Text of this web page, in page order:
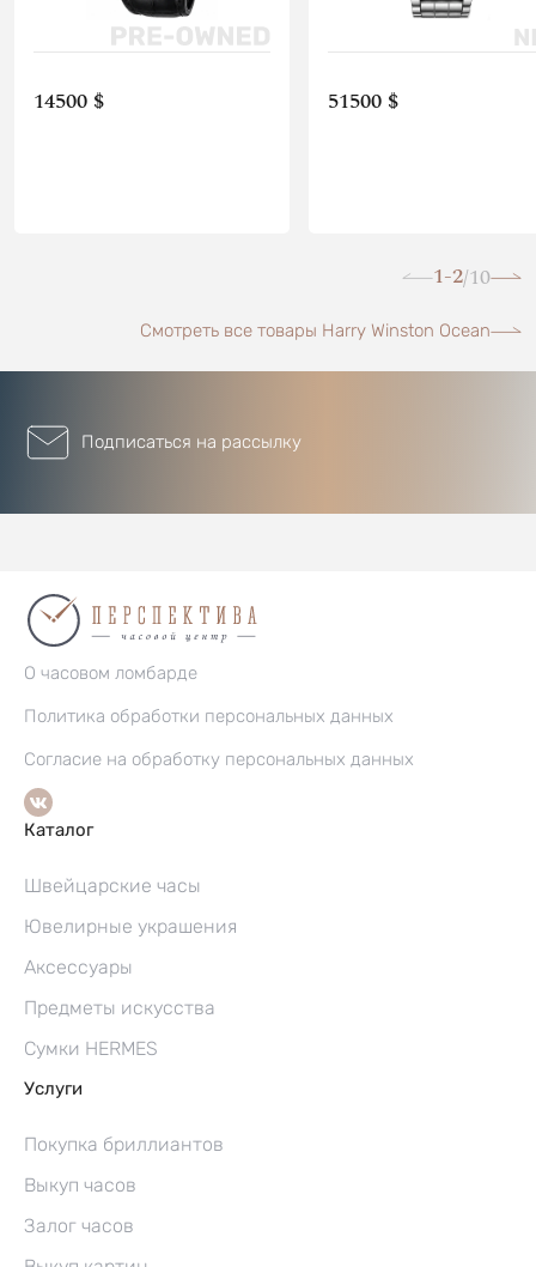
14500 $ 51500 $
1-2/10
Смотреть все товары Harry Winston Ocean
Подписаться на рассылку
О часовом ломбарде
Политика обработки персональных данных
Согласие на обработку персональных данных
Каталог
Швейцарские часы
Ювелирные украшения
Аксессуары
Предметы искусства
Сумки HERMES
Услуги
Покупка бриллиантов
Выкуп часов
Залог часов